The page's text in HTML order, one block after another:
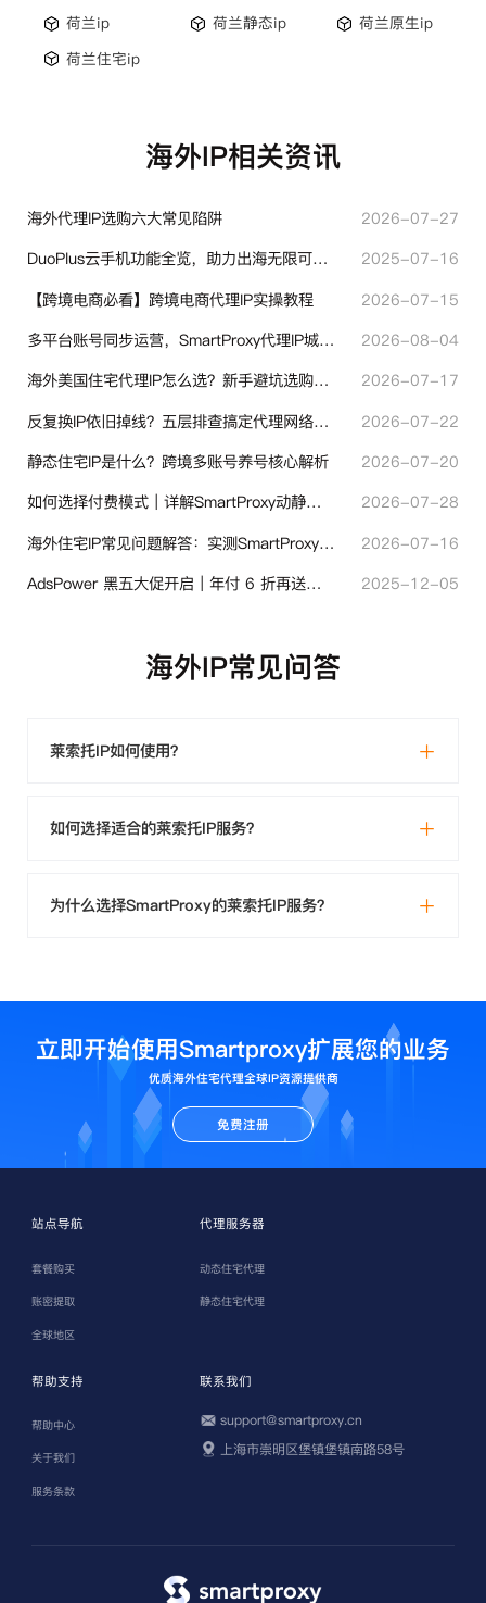
荷兰ip
荷兰静态ip
荷兰原生ip
荷兰住宅ip
海外IP相关资讯
海外代理IP选购六大常见陷阱
2026-07-27
DuoPlus云手机功能全览，助力出海无限可能！
2025-07-16
【跨境电商必看】跨境电商代理IP实操教程
2026-07-15
多平台账号同步运营，SmartProxy代理IP城市定位功能有哪些实用价值
2026-08-04
海外美国住宅代理IP怎么选？新手避坑选购指南
2026-07-17
反复换IP依旧掉线？五层排查搞定代理网络异常
2026-07-22
静态住宅IP是什么？跨境多账号养号核心解析
2026-07-20
如何选择付费模式｜详解SmartProxy动静态计费体系
2026-07-28
海外住宅IP常见问题解答：实测SmartProxy使用经验分享
2026-07-16
AdsPower 黑五大促开启｜年付 6 折再送半年＋豪礼抽奖
2025-12-05
海外IP常见问答
莱索托IP如何使用？
如何选择适合的莱索托IP服务？
为什么选择SmartProxy的莱索托IP服务？
立即开始使用Smartproxy扩展您的业务
优质海外住宅代理全球IP资源提供商
免费注册
站点导航
套餐购买
账密提取
全球地区
代理服务器
动态住宅代理
静态住宅代理
帮助支持
帮助中心
关于我们
服务条款
联系我们
support@smartproxy.cn
上海市崇明区堡镇堡镇南路58号